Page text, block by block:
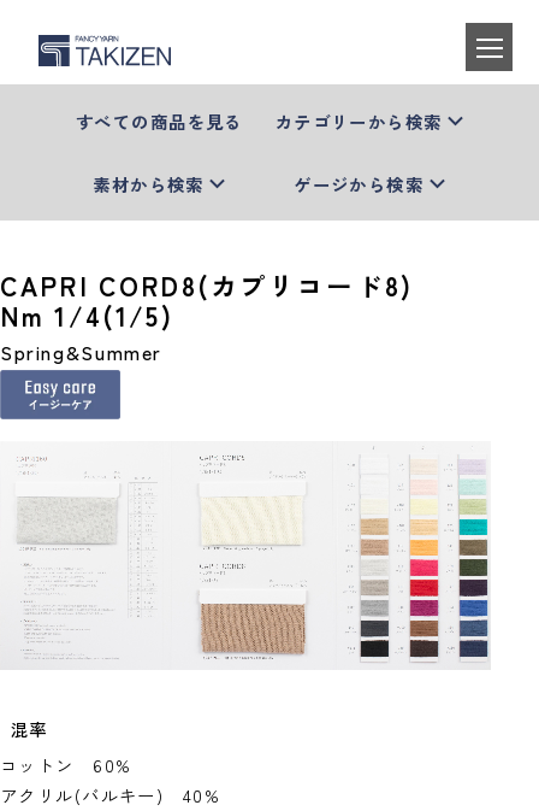
すべての商品を見る カテゴリーから検索
素材から検索 ゲージから検索
CAPRI CORD8(カプリコード8)
Nm 1/4(1/5)
Spring&Summer
混率
コットン 60%
アクリル(バルキー) 40%